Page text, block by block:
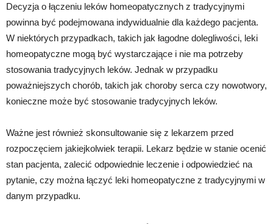
Decyzja o łączeniu leków homeopatycznych z tradycyjnymi
powinna być podejmowana indywidualnie dla każdego pacjenta.
W niektórych przypadkach, takich jak łagodne dolegliwości, leki
homeopatyczne mogą być wystarczające i nie ma potrzeby
stosowania tradycyjnych leków. Jednak w przypadku
poważniejszych chorób, takich jak choroby serca czy nowotwory,
konieczne może być stosowanie tradycyjnych leków.
Ważne jest również skonsultowanie się z lekarzem przed
rozpoczęciem jakiejkolwiek terapii. Lekarz będzie w stanie ocenić
stan pacjenta, zalecić odpowiednie leczenie i odpowiedzieć na
pytanie, czy można łączyć leki homeopatyczne z tradycyjnymi w
danym przypadku.